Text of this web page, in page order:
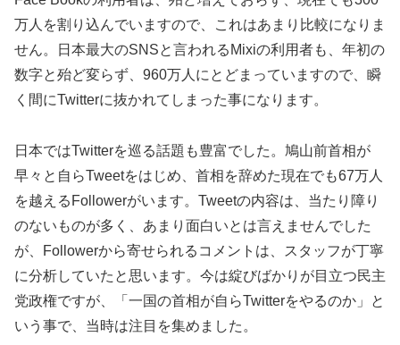
万人を割り込んでいますので、これはあまり比較になりま
せん。日本最大のSNSと言われるMixiの利用者も、年初の
数字と殆ど変らず、960万人にとどまっていますので、瞬
く間にTwitterに抜かれてしまった事になります。
日本ではTwitterを巡る話題も豊富でした。鳩山前首相が
早々と自らTweetをはじめ、首相を辞めた現在でも67万人
を越えるFollowerがいます。Tweetの内容は、当たり障り
のないものが多く、あまり面白いとは言えませんでした
が、Followerから寄せられるコメントは、スタッフが丁寧
に分析していたと思います。今は綻びばかりが目立つ民主
党政権ですが、「一国の首相が自らTwitterをやるのか」と
いう事で、当時は注目を集めました。